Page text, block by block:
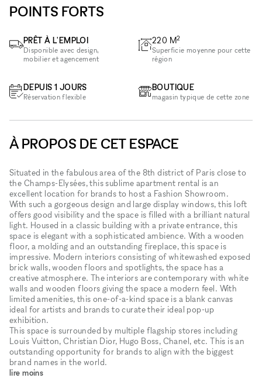
POINTS FORTS
PRÊT À L'EMPLOI
Disponible avec design,
mobilier et agencement
DEPUIS 1 JOURS
Réservation flexible
220 M2
Superficie moyenne pour cette
région
BOUTIQUE
magasin typique de cette zone
À PROPOS DE CET ESPACE
Situated in the fabulous area of the 8th district of Paris close to
the Champs-Elysées, this sublime apartment rental is an
excellent location for brands to host a Fashion Showroom.
With such a gorgeous design and large display windows, this loft
offers good visibility and the space is filled with a brilliant natural
light. Housed in a classic building with a private entrance, this
space is elegant with a sophisticated ambience. With a wooden
floor, a molding and an outstanding fireplace, this space is
impressive. Modern interiors consisting of whitewashed exposed
brick walls, wooden floors and spotlights, the space has a
creative atmosphere. The interiors are contemporary with white
walls and wooden floors giving the space a modern feel. With
limited amenities, this one-of-a-kind space is a blank canvas
ideal for artists and brands to curate their ideal pop-up
exhibition.
This space is surrounded by multiple flagship stores including
Louis Vuitton, Christian Dior, Hugo Boss, Chanel, etc. This is an
outstanding opportunity for brands to align with the biggest
brand names in the world.
lire moins